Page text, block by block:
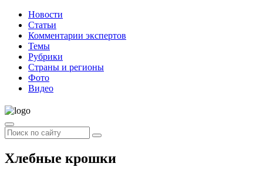
Новости
Статьи
Комментарии экспертов
Темы
Рубрики
Страны и регионы
Фото
Видео
Хлебные крошки